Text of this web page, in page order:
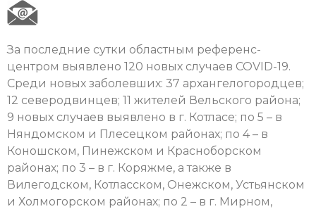
За последние сутки областным референс-
центром выявлено 120 новых случаев COVID-19.
Среди новых заболевших: 37 архангелогородцев;
12 северодвинцев; 11 жителей Вельского района;
9 новых случаев выявлено в г. Котласе; по 5 – в
Няндомском и Плесецком районах; по 4 – в
Коношском, Пинежском и Красноборском
районах; по 3 – в г. Коряжме, а также в
Вилегодском, Котласском, Онежском, Устьянском
и Холмогорском районах; по 2 – в г. Мирном,